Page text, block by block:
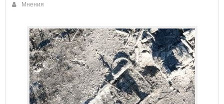
Мнения